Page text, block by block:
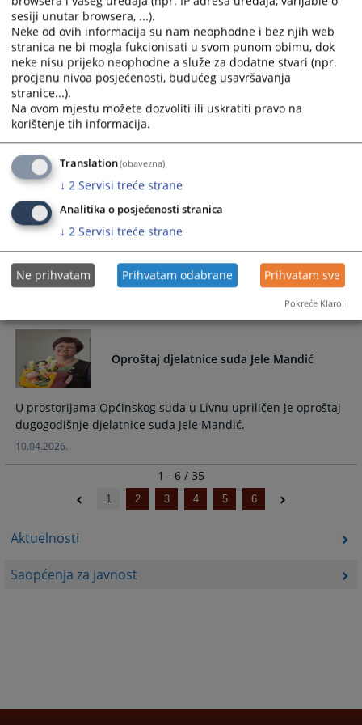
Aktuelnosti
Saopćenja za javnost
Određen pritvor osumnjičeniku B.P. iz
Banja Luke
Određen pritvor osumnjičeniku B.P. iz Banja Luke o
Prijedlogu za određivanje pritvora Kantonalnog tužiteljstva
Kantona 10 Livno od 22.05.2026. godine.
25.05.2026.
Stupanje na dužnost nositelja
pravosudnih funkcija
godine, donijelo odluku o stupanju na dužnost novih
nositelja pravosudnih funkcija
Oproštaj djelatnice suda Jele Mandić
U prostorijama Općinskog suda u Livnu upriličen je oproštaj
dugogodišnje djelatnice suda Jele Mandić.
10.04.2026.
1 - 6 / 35
1 2 3 4 5 6
sesiji unutar browsera, ...).
Neke od ovih informacija su nam neophodne i bez njih web
stranica ne bi mogla fukcionisati u svom punom obimu, dok
neke nisu prijeko neophodne a služe za dodatne stvari (npr.
procjenu nivoa posjećenosti, budućeg usavršavanja
stranice...).
Na ovom mjestu možete dozvoliti ili uskratiti pravo na
korištenje tih informacija.
Translation(obavezna)
↓ 2 Servisi treće strane
Analitika o posjećenosti stranica
↓ 2 Servisi treće strane
Ne prihvatam Prihvatam odabrane Prihvatam sve
Pokreće Klaro!